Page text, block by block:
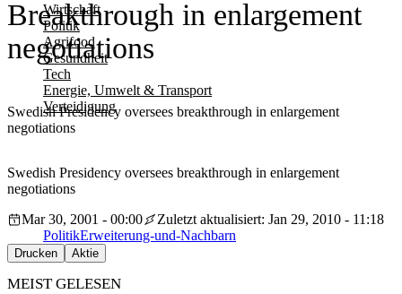
Wirtschaft
Politik
Agrifood
Gesundheit
Tech
Energie, Umwelt & Transport
Verteidigung
Breakthrough in enlargement
negotiations
Swedish Presidency oversees breakthrough in enlargement
negotiations
Swedish Presidency oversees breakthrough in enlargement
negotiations
Mar 30, 2001 - 00:00
Zuletzt aktualisiert: Jan 29, 2010 - 11:18
PolitikErweiterung-und-Nachbarn
Drucken Aktie
MEIST GELESEN